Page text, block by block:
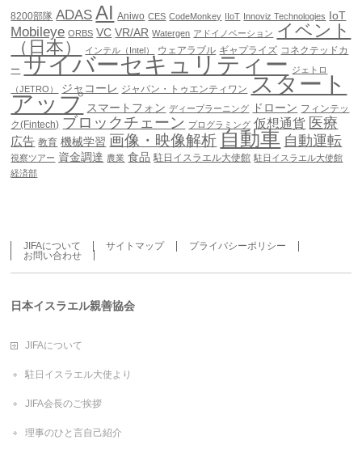
8200部隊 ADAS AI Aniwo CES CodeMonkey IIoT Innoviz Technologies IoT
Mobileye ORBS VC VR/AR Watergen アドイノベーション イベント
（日本）
インテル（Intel） ウェアラブル ギャプライズ コネクテッドカ
ー サイバーセキュリティー ジェトロ
（JETRO）
ジャコーレ ジャパン・トゥエンティワン スタート
アップ スマートフォン ディープラーニング ドローン フィンテッ
ク(Fintech) ブロックチェーン プログラミング 仮想通貨 医療
広告 教育 機械学習 画像・映像解析 自動車 自動運転
視察ツアー 資金調達 農業 食品 駐日イスラエル大使館 駐日イスラエル大使館
経済部
JIFAについて サイトマップ
プライバシーポリシー
お問い合わせ
日本イスラエル親善協会
JIFAについて
駐日イスラエル大使より
JIFA会長のご挨拶
理事のひと言自己紹介